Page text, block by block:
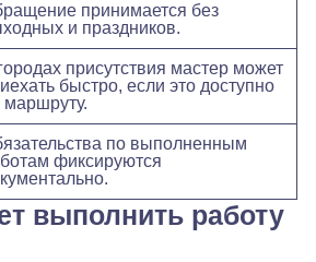
принимается без
и праздников.
присутствия мастер может
быстро, если это доступно
маршруту.
по выполненным
фиксируются
выполнить работу